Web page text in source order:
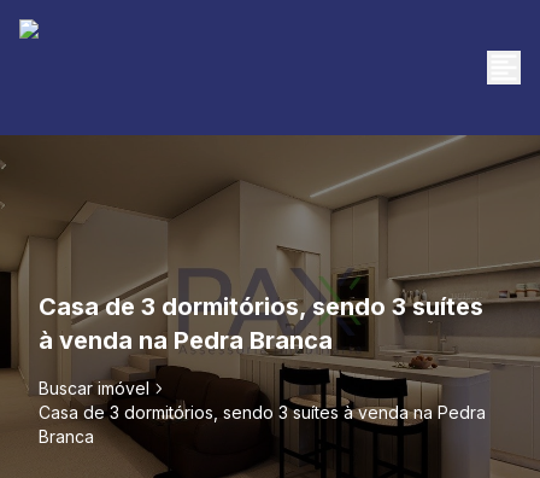
Casa de 3 dormitórios, sendo 3 suítes
à venda na Pedra Branca
Buscar imóvel
Casa de 3 dormitórios, sendo 3 suítes à venda na Pedra
Branca